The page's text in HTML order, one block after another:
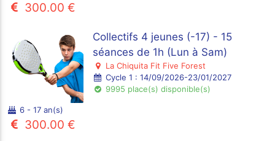
300.00 €
Collectifs 4 jeunes (-17) - 15
séances de 1h (Lun à Sam)
La Chiquita Fit Five Forest
Cycle 1 : 14/09/2026-23/01/2027
9995 place(s) disponible(s)
6 - 17 an(s)
300.00 €